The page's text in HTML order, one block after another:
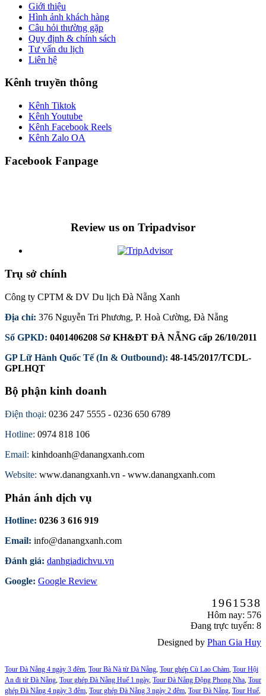
Giới thiệu
Hình ảnh khách hàng
Câu hỏi thường gặp
Quy định & chính sách
Tư vấn du lịch
Liên hệ
Kênh truyền thông
Kênh Tiktok
Kênh Youtube
Kênh Facebook Reels
Kênh Zalo OA
Facebook Fanpage
Review us on Tripadvisor
Trụ sở chính
Công ty CPTM & DV Du lịch Đà Nẵng Xanh
Địa chỉ: 376 Nguyễn Tri Phương, P. Hoà Cường, Đà Nẵng
Số GPKD: 0401406208 Sở KH&ĐT ĐÀ NẴNG cấp 26/10/2011
GP Lữ Hành Quốc Tế (In & Outbound): 48-145/2017/TCDL-
GPLHQT
Bộ phận kinh doanh
Điện thoại: 0236 247 5555 - 0236 650 6789
Hotline: 0974 818 106
Email: kinhdoanh@danangxanh.com
Website: www.danangxanh.vn - www.danangxanh.com
Phản ánh dịch vụ
Hotline: 0236 3 616 919
Email: info@danangxanh.com
Đánh giá: danhgiadichvu.vn
Google: Google Review
1961538
Hôm nay: 576
Đang trực tuyến: 8
Designed by Phan Gia Huy
Tour Đà Nẵng 4 ngày 3 đêm, Tour Bà Nà từ Đà Nẵng, Tour ghép Cù Lao Chàm, Tour Hội
An đi từ Đà Nẵng, Tour ghép Đà Nẵng Huế 1 ngày, Tour Đà Nẵng Động Phong Nha, Tour
ghép Đà Nẵng 4 ngày 3 đêm, Tour ghép Đà Nẵng 3 ngày 2 đêm, Tour Đà Nẵng, Tour Huế,